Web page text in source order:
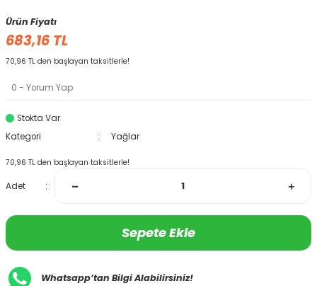
Ürün Fiyatı
683,16 TL
70,96 TL den başlayan taksitlerle!
0 - Yorum Yap
Stokta Var
Kategori
Yağlar
70,96 TL den başlayan taksitlerle!
Adet
Sepete Ekle
Whatsapp’tan Bilgi Alabilirsiniz!